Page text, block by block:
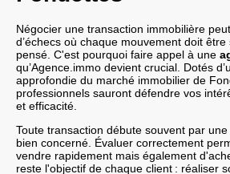
Négocier une transaction immobilière
d’échecs où chaque mouvement doit
pensé. C'est pourquoi faire appel à une
qu’Agence.immo devient crucial. Dotés
approfondie du marché immobilier de
professionnels sauront défendre vos
et efficacité.
Toute transaction débute souvent par
bien concerné. Évaluer correctement
vendre rapidement mais également
reste l'objectif de chaque client : réaliser